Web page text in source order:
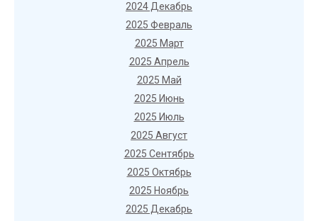
2024 Декабрь
2025 Февраль
2025 Март
2025 Апрель
2025 Май
2025 Июнь
2025 Июль
2025 Август
2025 Сентябрь
2025 Октябрь
2025 Ноябрь
2025 Декабрь